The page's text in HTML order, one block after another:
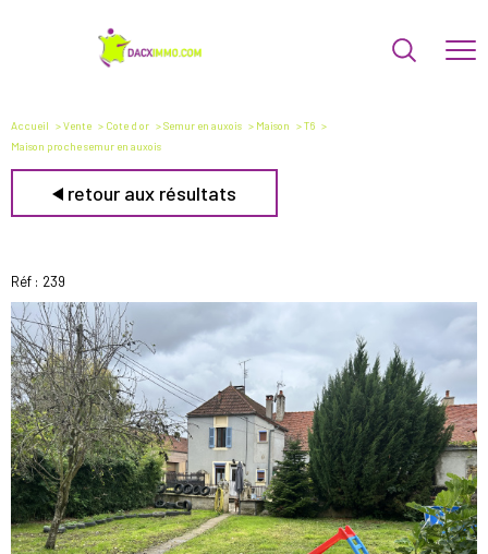
Accueil Vente Cote d or Semur en auxois Maison
T6
Maison proche semur en auxois
retour aux résultats
Réf : 239